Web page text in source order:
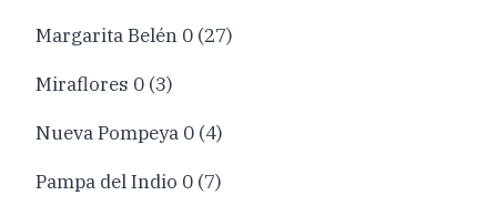
Margarita Belén 0 (27)
Miraflores 0 (3)
Nueva Pompeya 0 (4)
Pampa del Indio 0 (7)